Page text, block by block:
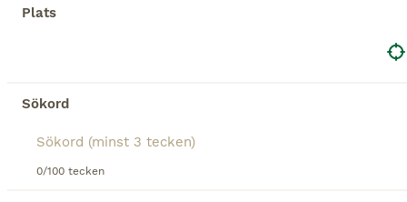
Plats
Sökord
0/100 tecken
Modell